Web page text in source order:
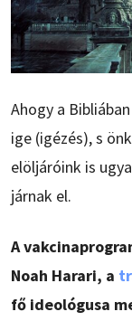
Ahogy a
ige (igézés), s
elöljáróink is
járnak el.
A
Noah Harari, a
fő ideológusa